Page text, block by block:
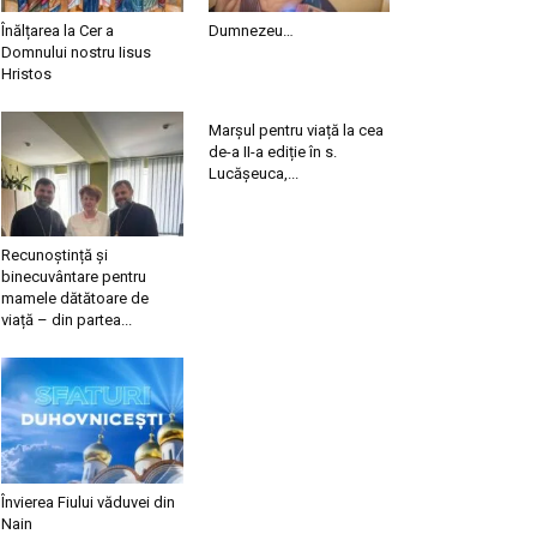
Înălțarea la Cer a
Domnului nostru Iisus
Hristos
Dumnezeu…
Recunoștință și
binecuvântare pentru
mamele dătătoare de
viață – din partea...
Marșul pentru viață la cea
de-a II-a ediție în s.
Lucășeuca,...
Învierea Fiului văduvei din
Nain